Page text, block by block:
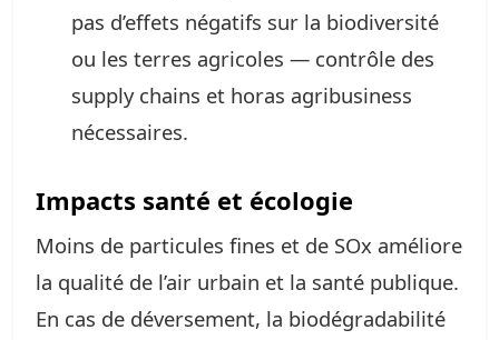
pas d’effets négatifs sur la biodiversité
ou les terres agricoles — contrôle des
supply chains et horas agribusiness
nécessaires.
Impacts santé et écologie
Moins de particules fines et de SOx améliore
la qualité de l’air urbain et la santé publique.
En cas de déversement, la biodégradabilité